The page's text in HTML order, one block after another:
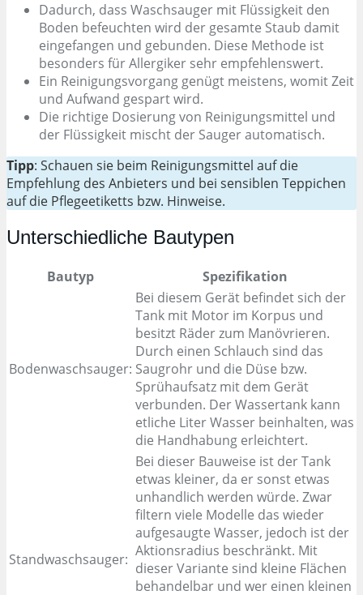
Dadurch, dass Waschsauger mit Flüssigkeit den
Boden befeuchten wird der gesamte Staub damit
eingefangen und gebunden. Diese Methode ist
besonders für Allergiker sehr empfehlenswert.
Ein Reinigungsvorgang genügt meistens, womit Zeit
und Aufwand gespart wird.
Die richtige Dosierung von Reinigungsmittel und
der Flüssigkeit mischt der Sauger automatisch.
Tipp: Schauen sie beim Reinigungsmittel auf die
Empfehlung des Anbieters und bei sensiblen Teppichen
auf die Pflegeetiketts bzw. Hinweise.
Unterschiedliche Bautypen
Bautyp Spezifikation
Bodenwaschsauger:
Bei diesem Gerät befindet sich der
Tank mit Motor im Korpus und
besitzt Räder zum Manövrieren.
Durch einen Schlauch sind das
Saugrohr und die Düse bzw.
Sprühaufsatz mit dem Gerät
verbunden. Der Wassertank kann
etliche Liter Wasser beinhalten, was
die Handhabung erleichtert.
Standwaschsauger:
Bei dieser Bauweise ist der Tank
etwas kleiner, da er sonst etwas
unhandlich werden würde. Zwar
filtern viele Modelle das wieder
aufgesaugte Wasser, jedoch ist der
Aktionsradius beschränkt. Mit
dieser Variante sind kleine Flächen
behandelbar und wer einen kleinen